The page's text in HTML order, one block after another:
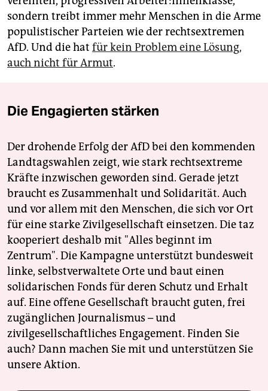
sondern treibt immer mehr Menschen in die Arme
populistischer Parteien wie der rechtsextremen
AfD. Und die hat für kein Problem eine Lösung,
auch nicht für Armut.
Die Engagierten stärken
Der drohende Erfolg der AfD bei den kommenden
Landtagswahlen zeigt, wie stark rechtsextreme
Kräfte inzwischen geworden sind. Gerade jetzt
braucht es Zusammenhalt und Solidarität. Auch
und vor allem mit den Menschen, die sich vor Ort
für eine starke Zivilgesellschaft einsetzen. Die taz
kooperiert deshalb mit "Alles beginnt im
Zentrum". Die Kampagne unterstützt bundesweit
linke, selbstverwaltete Orte und baut einen
solidarischen Fonds für deren Schutz und Erhalt
auf. Eine offene Gesellschaft braucht guten, frei
zugänglichen Journalismus – und
zivilgesellschaftliches Engagement. Finden Sie
auch? Dann machen Sie mit und unterstützen Sie
unsere Aktion.